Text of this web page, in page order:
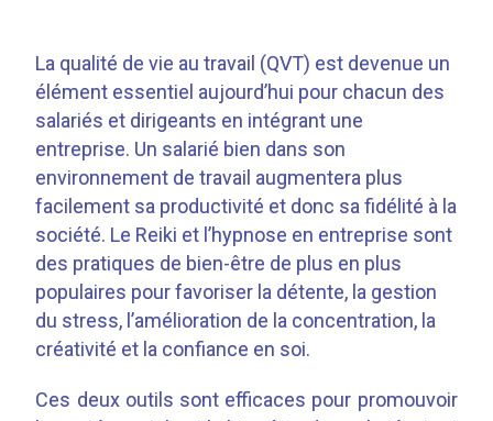
La qualité de vie au travail (QVT) est devenue un
élément essentiel aujourd’hui pour chacun des
salariés et dirigeants en intégrant une
entreprise. Un salarié bien dans son
environnement de travail augmentera plus
facilement sa productivité et donc sa fidélité à la
société. Le Reiki et l’hypnose en entreprise sont
des pratiques de bien-être de plus en plus
populaires pour favoriser la détente, la gestion
du stress, l’amélioration de la concentration, la
créativité et la confiance en soi.
Ces deux outils sont efficaces pour promouvoir